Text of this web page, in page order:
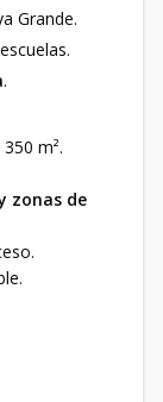
Grande.
.
m².
zonas de